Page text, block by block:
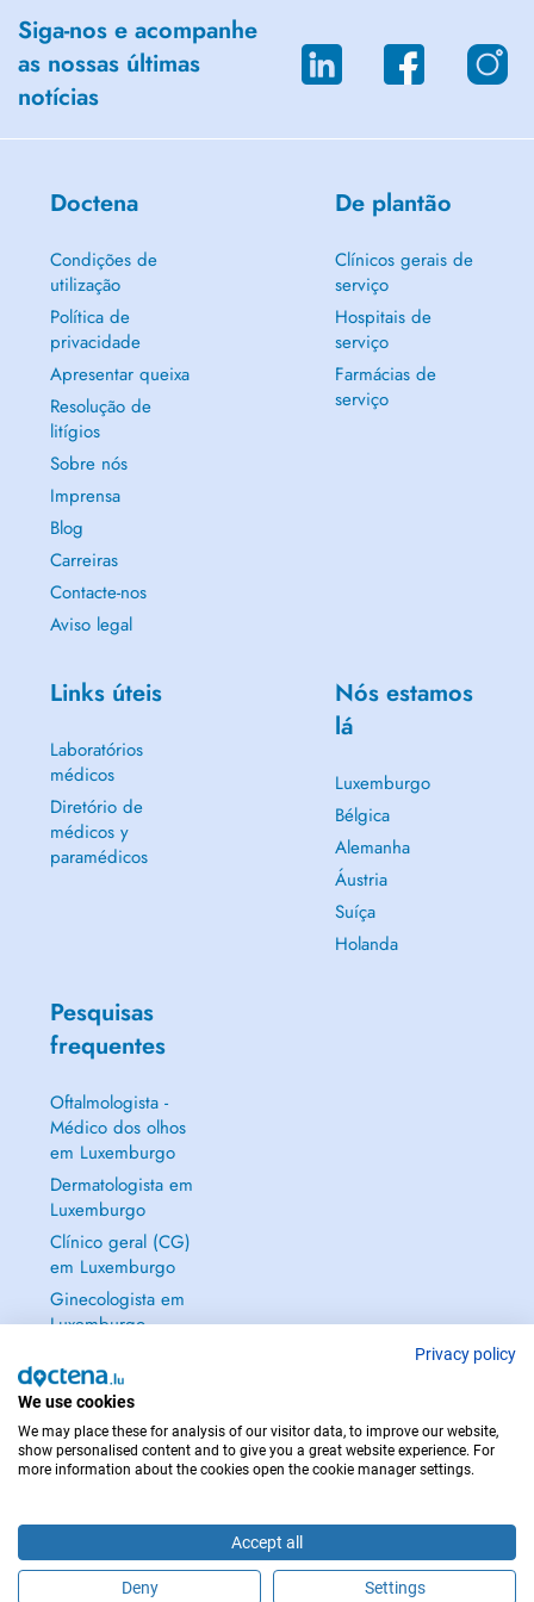
Langues parlées : Français & Anglais
Engagement qualité
L'objectif est d'accompagner chaque patient dans sa rééducation de
Plus d'informations : www.kinestrassen.lu
----------------------------------------
Personalized physiotherapy tailored to each patient, offering
comprehensive care to relieve pain, improve mobility and promote
recovery.
Areas of expertise:
- orthopedics / traumatology
- rheumatology
- sports physiotherapy
- postural rehabilitation
- neurology
- post-operative rehabilitation
- pediatrics
- urogynecology
Accessibility
Practice located at 196 Route dArlon, easily accessible with a
spacious parking area.
Bus stop Kesseler right in front of the practice.
proprioception equipment & more
Availability
Quick appointments and last-minute time slots available.
Home visits available for patients with reduced mobility, post-operative
recovery, or families.
Languages spoken : French & English
Dedicated to supporting each patients rehabilitation effectively and
with care.
Appointments
More information: www.kinestrassen.lu
Faça uma marcação online
Siga-nos e acompanhe
as nossas últimas
notícias
Doctena
Condições de
utilização
Política de
privacidade
Apresentar queixa
Resolução de
litígios
Sobre nós
Imprensa
Blog
Carreiras
Contacte-nos
Aviso legal
De plantão
Clínicos gerais de
serviço
Hospitais de
serviço
Farmácias de
serviço
Links úteis
Laboratórios
médicos
Diretório de
médicos y
paramédicos
Nós estamos
lá
Luxemburgo
Bélgica
Alemanha
Áustria
Suíça
Holanda
Pesquisas
frequentes
Oftalmologista -
Médico dos olhos
em Luxemburgo
Dermatologista em
Luxemburgo
Clínico geral (CG)
em Luxemburgo
Ginecologista em
Luxemburgo
EM CASO DE EMERGÊNCIA, CONTACTE : 112
Privacy policy
We use cookies
We may place these for analysis of our visitor data, to improve our website,
show personalised content and to give you a great website experience. For
more information about the cookies open the cookie manager settings.
Accept all
Deny Settings